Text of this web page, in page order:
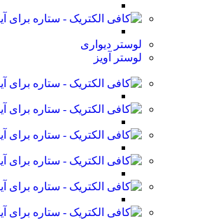
لوستر دیواری
لوستر آویز